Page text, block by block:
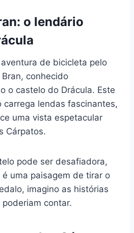
o lendário
de bicicleta pelo
conhecido
o castelo do Drácula. Este
carrega lendas fascinantes,
uma vista espetacular
Cárpatos.
pode ser desafiadora,
uma paisagem de tirar o
imagino as histórias
contar.